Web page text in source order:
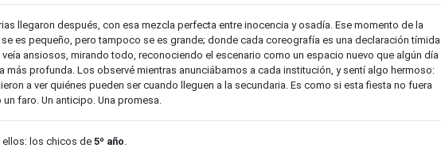
llegaron después, con esa mezcla perfecta entre inocencia y osadía. Ese momento de la
se es pequeño, pero tampoco se es grande; donde cada coreografía es una declaración tímida
ansiosos, mirando todo, reconociendo el escenario como un espacio nuevo que algún día
más profunda. Los observé mientras anunciábamos a cada institución, y sentí algo hermoso:
a ver quiénes pueden ser cuando lleguen a la secundaria. Es como si esta fiesta no fuera
faro. Un anticipo. Una promesa.
ellos: los chicos de 5º año.